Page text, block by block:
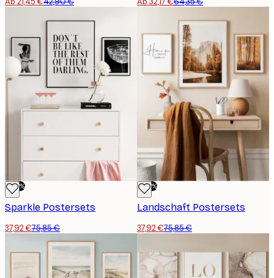
-50%
Sparkle Postersets
37,92 €75,85 €
-50%
Landschaft Postersets
37,92 €75,85 €